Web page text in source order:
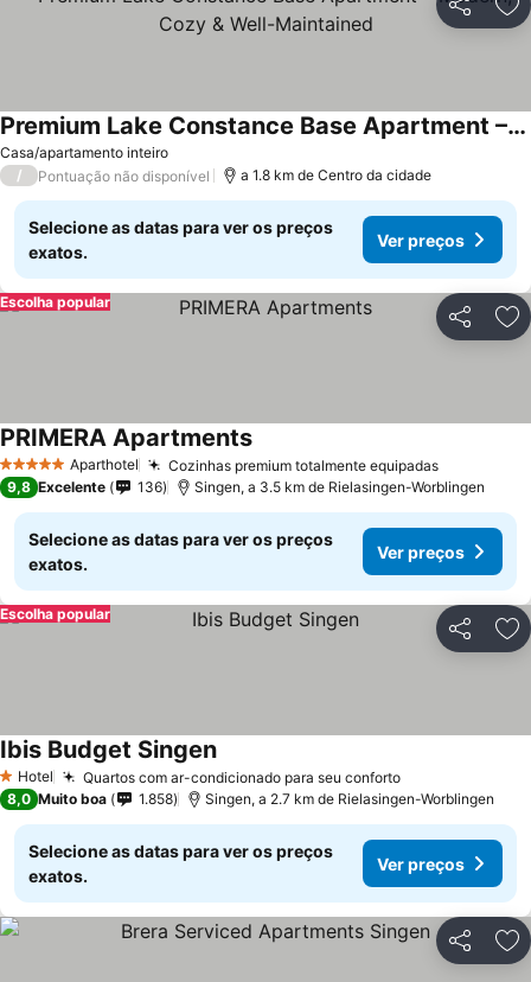
Partilhar
Casa/apartamento inteiro
Premium Lake Constance Base Apartment – Modern, Cozy & Well-Maintained
/ Pontuação não disponível a 1.8 km de Centro da cidade
Selecione as datas para ver os preços
exatos.
Ver preços
Partilhar
Escolha popular
5 Estrelas Aparthotel Cozinhas premium totalmente equipadas
PRIMERA Apartments
9,8 Excelente 136 Singen, a 3.5 km de Rielasingen-Worblingen
Selecione as datas para ver os preços
exatos.
Ver preços
Partilhar
Escolha popular
1 Estrelas
Hotel Quartos com ar-condicionado para seu conforto
Ibis Budget Singen
8,0 Muito boa 1.858 Singen, a 2.7 km de Rielasingen-Worblingen
Selecione as datas para ver os preços
exatos.
Ver preços
Partilhar